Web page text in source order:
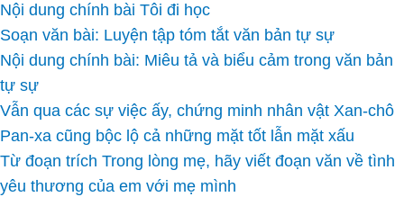
Nội dung chính bài Tôi đi học
Soạn văn bài: Luyện tập tóm tắt văn bản tự sự
Nội dung chính bài: Miêu tả và biểu cảm trong văn bản
tự sự
Vẫn qua các sự việc ấy, chứng minh nhân vật Xan-chô
Pan-xa cũng bộc lộ cả những mặt tốt lẫn mặt xấu
Từ đoạn trích Trong lòng mẹ, hãy viết đoạn văn về tình
yêu thương của em với mẹ mình